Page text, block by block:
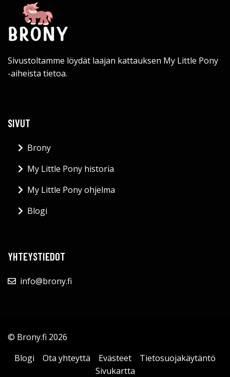
Sivustoltamme löydät laajan kattauksen My Little Pony
-aiheista tietoa.
SIVUT
Brony
My Little Pony historia
My Little Pony ohjelma
Blogi
YHTEYSTIEDOT
info@brony.fi
© Brony.fi 2026
Blogi
Ota yhteyttä Evästeet
Tietosuojakäytäntö
Sivukartta